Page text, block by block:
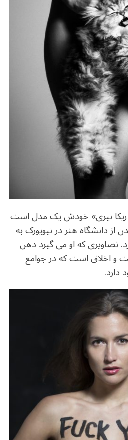
o
k
نیری» خودش یک مدل است
از دانشگاه هنر در نیویورک به
تصاویری که او می گیرد دهن
و اخلاق است که در جوامع
دارد.‌